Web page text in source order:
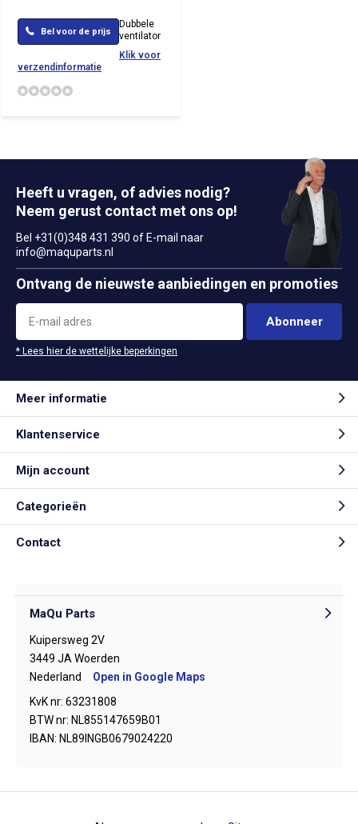
Bel voor de prijs
Dubbele
ventilator
Klik voor
verzendinformatie
Heeft u vragen, of advies nodig?
Neem gerust contact met ons op!
Bel +31(0)348 431 390 of E-mail naar
info@maquparts.nl
Ontvang de nieuwste aanbiedingen en promoties
Abonneer
* Lees hier de wettelijke beperkingen
Meer informatie
Klantenservice
Mijn account
Categorieën
Contact
MaQu Parts
Kuipersweg 2V
3449 JA Woerden
Nederland
Open in Google Maps
KvK nr: 63231808
BTW nr: NL855147659B01
IBAN: NL89INGB0679024220